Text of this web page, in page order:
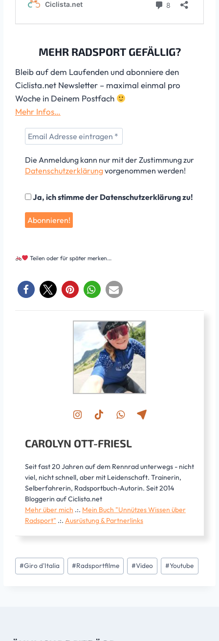
MEHR RADSPORT GEFÄLLIG?
Bleib auf dem Laufenden und abonniere den
Ciclista.net Newsletter – maximal einmal pro
Woche in Deinem Postfach
Mehr Infos…
Die Anmeldung kann nur mit der Zustimmung zur
Datenschutzerklärungvorgenommen werden!
Ja, ich stimme der Datenschutzerklärung zu!
Teilen oder für später merken...
CAROLYN OTT-FRIESL
Seit fast 20 Jahren auf dem Rennrad unterwegs - nicht
viel, nicht schnell, aber mit Leidenschaft. Trainerin,
Selberfahrerin, Radsportbuch-Autorin. Seit 2014
Bloggerin auf Ciclista.net
Mehr über mich .:. Mein Buch "Unnützes Wissen über
Radsport" .:. Ausrüstung & Partnerlinks
Schlagworte:
#Giro d'Italia #Radsportfilme #Video #Youtube